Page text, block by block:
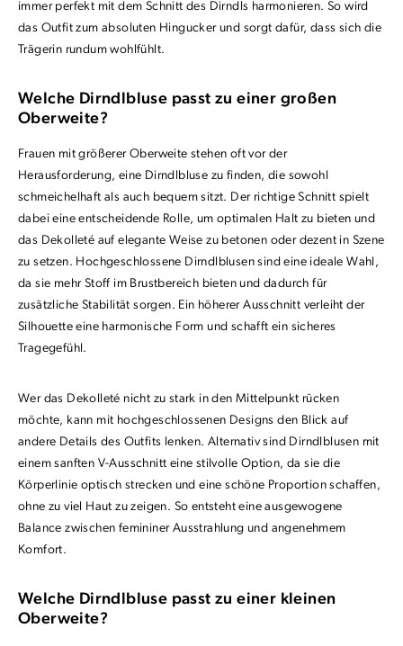
immer perfekt mit dem Schnitt des Dirndls harmonieren. So wird
das Outfit zum absoluten Hingucker und sorgt dafür, dass sich die
Trägerin rundum wohlfühlt.
Welche Dirndlbluse passt zu einer großen
Oberweite?
Frauen mit größerer Oberweite stehen oft vor der
Herausforderung, eine Dirndlbluse zu finden, die sowohl
schmeichelhaft als auch bequem sitzt. Der richtige Schnitt spielt
dabei eine entscheidende Rolle, um optimalen Halt zu bieten und
das Dekolleté auf elegante Weise zu betonen oder dezent in Szene
zu setzen. Hochgeschlossene Dirndlblusen sind eine ideale Wahl,
da sie mehr Stoff im Brustbereich bieten und dadurch für
zusätzliche Stabilität sorgen. Ein höherer Ausschnitt verleiht der
Silhouette eine harmonische Form und schafft ein sicheres
Tragegefühl.
Wer das Dekolleté nicht zu stark in den Mittelpunkt rücken
möchte, kann mit hochgeschlossenen Designs den Blick auf
andere Details des Outfits lenken. Alternativ sind Dirndlblusen mit
einem sanften V-Ausschnitt eine stilvolle Option, da sie die
Körperlinie optisch strecken und eine schöne Proportion schaffen,
ohne zu viel Haut zu zeigen. So entsteht eine ausgewogene
Balance zwischen femininer Ausstrahlung und angenehmem
Komfort.
Welche Dirndlbluse passt zu einer kleinen
Oberweite?